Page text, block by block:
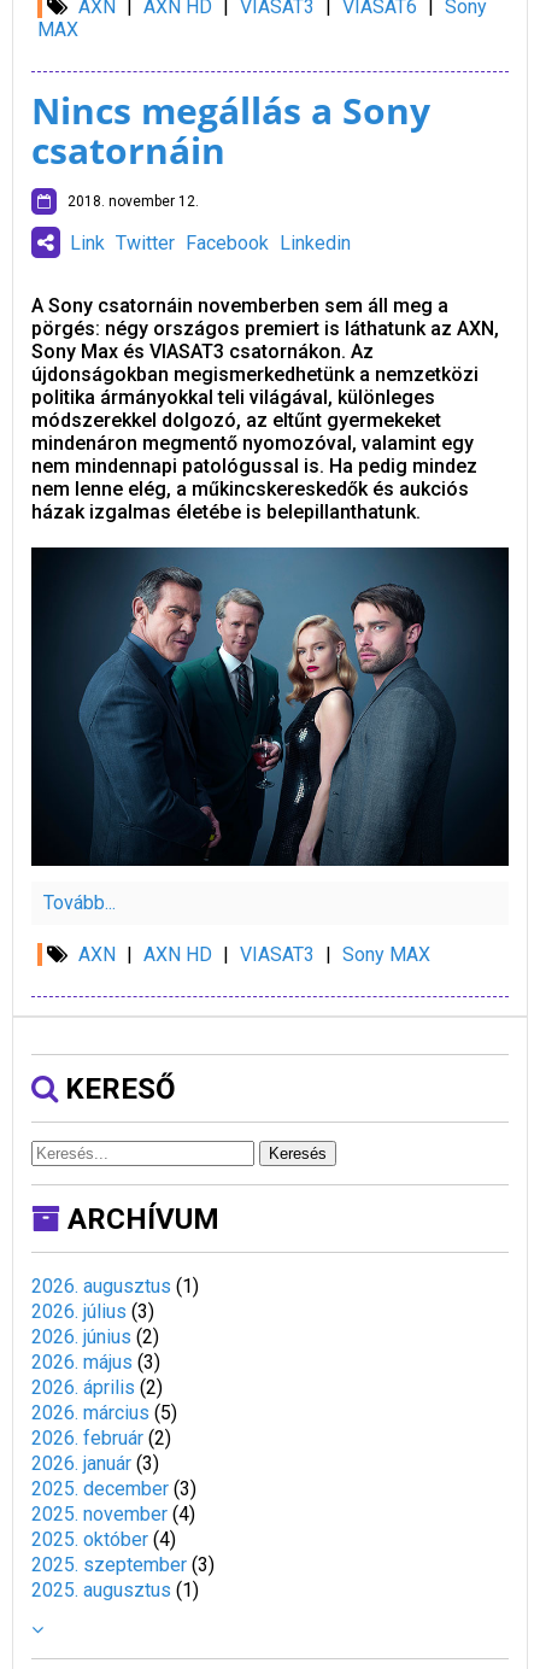
AXN AXN HD VIASAT3 VIASAT6
Sony
MAX
Nincs megállás a Sony
csatornáin
2018. november 12.
Link Twitter Facebook Linkedin
A Sony csatornáin novemberben sem áll meg a
pörgés: négy országos premiert is láthatunk az AXN,
Sony Max és VIASAT3 csatornákon. Az
újdonságokban megismerkedhetünk a nemzetközi
politika ármányokkal teli világával, különleges
módszerekkel dolgozó, az eltűnt gyermekeket
mindenáron megmentő nyomozóval, valamint egy
nem mindennapi patológussal is. Ha pedig mindez
nem lenne elég, a műkincskereskedők és aukciós
házak izgalmas életébe is belepillanthatunk.
Tovább...
AXN AXN HD VIASAT3 Sony MAX
KERESŐ
Keresés
ARCHÍVUM
2026. augusztus (1)
2026. július (3)
2026. június (2)
2026. május (3)
2026. április (2)
2026. március (5)
2026. február (2)
2026. január (3)
2025. december (3)
2025. november (4)
2025. október (4)
2025. szeptember (3)
2025. augusztus (1)